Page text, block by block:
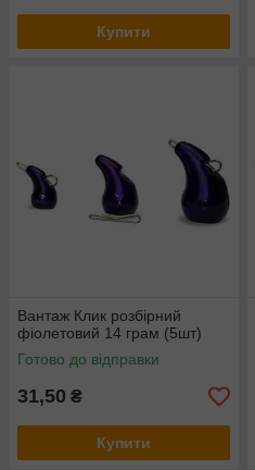
Купити
Вантаж Клик розбірний
фіолетовий 14 грам (5шт)
Готово до відправки
31,50 ₴
Купити